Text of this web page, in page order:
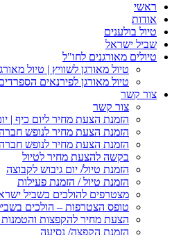
ראשי
אודות
טיול בולענים
שביל ישראל
טיולים מאורגנים לחו"ל
טיול מאורגן לשוויץ | טיול
טיול מאורגן לפירנאים
צור קשר
צור קשר
הזמנת הצעת מחיר ליום כיף |
הזמנת הצעת מחיר לנופש
הזמנת הצעת מחיר לנופש
בקשה להצעת מחיר לטיול
הזמנת טיול/ יום גיבוש לקבוצה
הזמנת טיול / הזמנת פעילות
מצטרפים להולכים בשביל
טופס הצטרפות – הולכים
הצעת מחיר להקפצות
הזמנת הקפצה/ נסיעה